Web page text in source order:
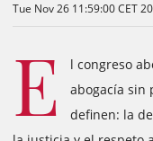
Tue Nov 26 11:59:00 CET
E
l congreso
abogacía sin
definen: la